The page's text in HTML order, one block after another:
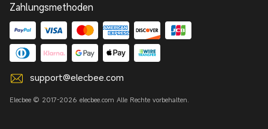
Zahlungsmethoden
support@elecbee.com
Elecbee © 2017-2026 elecbee.com Alle Rechte vorbehalten.